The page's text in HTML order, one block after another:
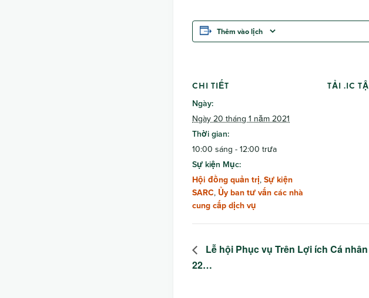
Thêm vào lịch
CHI TIẾT
Ngày:
Ngày 20 tháng 1 năm 2021
Thời gian:
10:00 sáng - 12:00 trưa
Sự kiện Mục:
Hội đồng quản trị, Sự kiện
SARC, Ủy ban tư vấn các nhà
cung cấp dịch vụ
TẢI .IC
Lễ hội Phục vụ Trên Lợi ích Cá
22…